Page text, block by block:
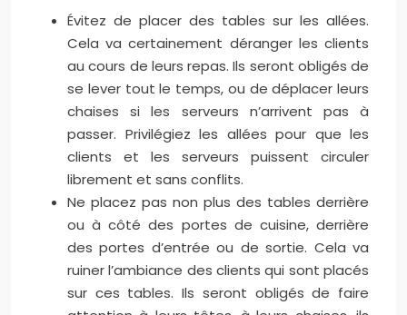
Évitez de placer des tables sur les allées.
Cela va certainement déranger les clients
au cours de leurs repas. Ils seront obligés de
se lever tout le temps, ou de déplacer leurs
chaises si les serveurs n’arrivent pas à
passer. Privilégiez les allées pour que les
clients et les serveurs puissent circuler
librement et sans conflits.
Ne placez pas non plus des tables derrière
ou à côté des portes de cuisine, derrière
des portes d’entrée ou de sortie. Cela va
ruiner l’ambiance des clients qui sont placés
sur ces tables. Ils seront obligés de faire